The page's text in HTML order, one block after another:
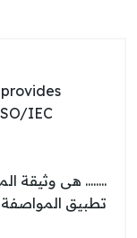
IEC
تطبيق المواصفة ISO/IEC 17020:2012